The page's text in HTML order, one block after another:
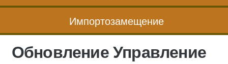
Импортозамещение
Обновление Управление